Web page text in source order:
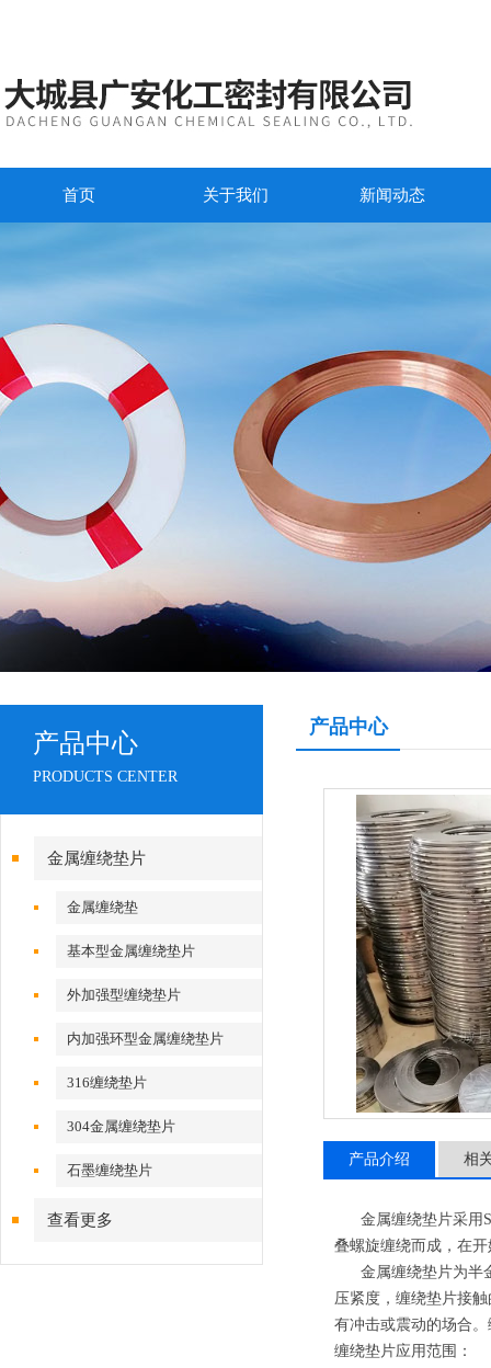
首页 关于我们 新闻动态
产品中心
PRODUCTS CENTER
金属缠绕垫片
金属缠绕垫
基本型金属缠绕垫片
外加强型缠绕垫片
内加强环型金属缠绕垫片
316缠绕垫片
304金属缠绕垫片
石墨缠绕垫片
查看更多
产品中心
产品介绍 相
金属缠绕垫片采用
叠螺旋缠绕而成，在
金属缠绕垫片为半金
压紧度，缠绕垫片接
有冲击或震动的场合
缠绕垫片应用范围：